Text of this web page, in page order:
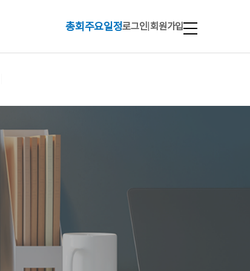
총회주요일정로그인 |회원가입